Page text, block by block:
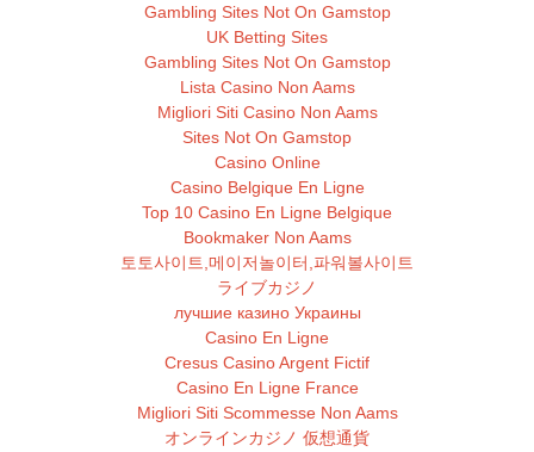
Gambling Sites Not On Gamstop
UK Betting Sites
Gambling Sites Not On Gamstop
Lista Casino Non Aams
Migliori Siti Casino Non Aams
Sites Not On Gamstop
Casino Online
Casino Belgique En Ligne
Top 10 Casino En Ligne Belgique
Bookmaker Non Aams
토토사이트,메이저놀이터,파워볼사이트
ライブカジノ
лучшие казино Украины
Casino En Ligne
Cresus Casino Argent Fictif
Casino En Ligne France
Migliori Siti Scommesse Non Aams
オンラインカジノ 仮想通貨